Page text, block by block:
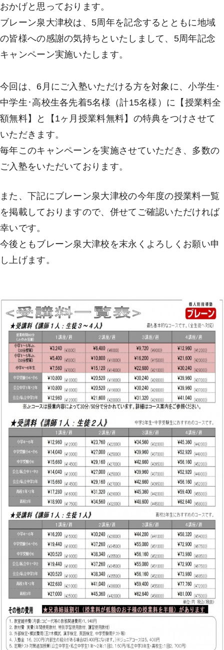
おかげと思っております。
ブレーン泉大津校は、5周年を記念するとともに地域
の皆様への感謝の気持ちといたしまして、5周年記念
キャンペーン実施いたします。
今回は、6月にご入塾いただける方を対象に、小学生･
中学生･高校生各先着5名様（計15名様）に【授業料全
額無料】と【1ヶ月授業料無料】の特典をつけさせて
いただきます。
毎年このキャンペーンを実施させていただき、多数の
ご入塾をいただいております。
また、下記にブレーン泉大津校の今年度の授業料一覧
を掲載しておりますので、併せてご確認いただければ
幸いです。
今後ともブレーン泉大津校を末永くよろしくお願い申
し上げます。